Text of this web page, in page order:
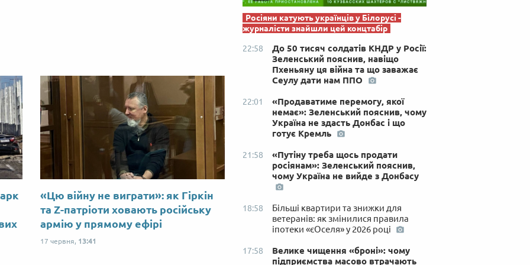
«Цю війну не виграти»: як Гіркін
та Z-патріоти ховають російську
армію у прямому ефірі
17 червня, 13:41
Росіяни катують українців у Білорусі -
журналісти знайшли цей концтабір
22:58
До 50 тисяч солдатів КНДР у Росії:
Зеленський пояснив, навіщо
Пхеньяну ця війна та що заважає
Сеулу дати нам ППО
22:01
«Продаватиме перемогу, якої
немає»: Зеленський пояснив, чому
Україна не здасть Донбас і що
готує Кремль
21:58
«Путіну треба щось продати
росіянам»: Зеленський пояснив,
чому Україна не вийде з Донбасу
18:58
Більші квартири та знижки для
ветеранів: як змінилися правила
іпотеки «єОселя» у 2026 році
17:58
Велике чищення «броні»: чому
підприємства масово втрачають